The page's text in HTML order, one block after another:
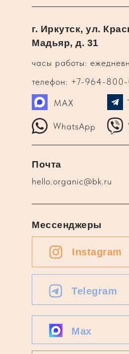
часы работы:
г. Иркутск, ул.
Мадьяр, д. 31
телефон: +7-964-
WhatsApp
MAX
hello.organic@bk.ru
Почта
Instagram
Telegram
Max
Мессенджеры